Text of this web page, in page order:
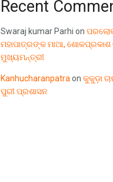
Recent
Swaraj kumar Parhi on
ମହାପାତ୍ରଙ୍କ ମାଆ,
ମୁଖ୍ୟମନ୍ତ୍ରୀ
Kanhucharanpatraon କୁକୁଡ଼ା
ପୁରୀ ପ୍ରଶାସନ